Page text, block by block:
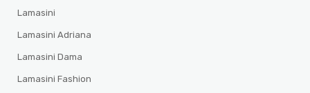
Lamasini
Lamasini Adriana
Lamasini Dama
Lamasini Fashion